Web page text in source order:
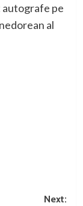
autografe pe
al
Next: